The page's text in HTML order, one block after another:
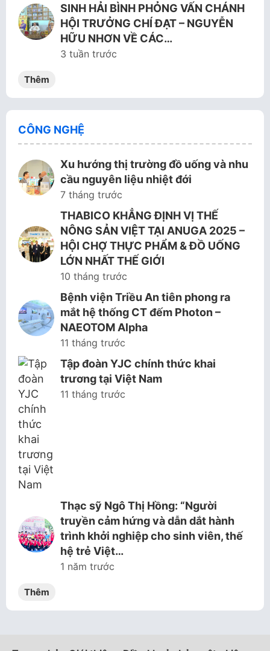
SINH HẢI BÌNH PHỎNG VẤN CHÁNH
HỘI TRƯỞNG CHÍ ĐẠT – NGUYỄN
HỮU NHƠN VỀ CÁC…
3 tuần trước
Thêm
CÔNG NGHỆ
Xu hướng thị trường đồ uống và nhu
cầu nguyên liệu nhiệt đới
7 tháng trước
THABICO KHẲNG ĐỊNH VỊ THẾ
NÔNG SẢN VIỆT TẠI ANUGA 2025 –
HỘI CHỢ THỰC PHẨM & ĐỒ UỐNG
LỚN NHẤT THẾ GIỚI
10 tháng trước
Bệnh viện Triều An tiên phong ra
mắt hệ thống CT đếm Photon –
NAEOTOM Alpha
11 tháng trước
Tập đoàn YJC chính thức khai
trương tại Việt Nam
11 tháng trước
Thạc sỹ Ngô Thị Hồng: “Người
truyền cảm hứng và dẫn dắt hành
trình khởi nghiệp cho sinh viên, thế
hệ trẻ Việt…
1 năm trước
Thêm